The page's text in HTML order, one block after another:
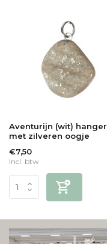
Aventurijn (wit) hanger
met zilveren oogje
€7,50
Incl. btw